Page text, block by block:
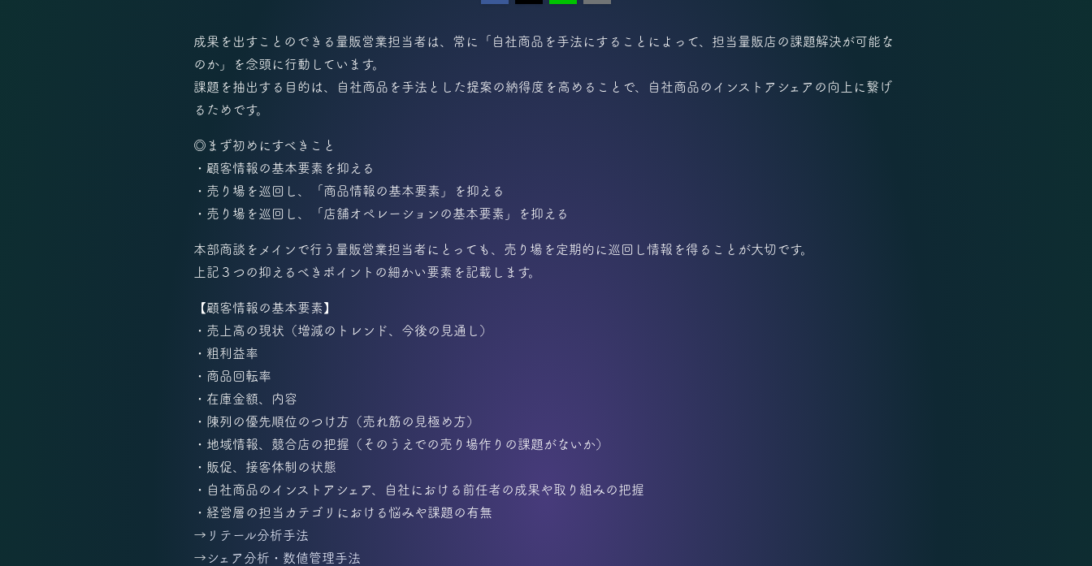
成果を出すことのできる量販営業担当者は、常に「自社商品を手法にすることによって、担当量販店の課題解決が可能な
のか」を念頭に行動しています。
課題を抽出する目的は、自社商品を手法とした提案の納得度を高めることで、自社商品のインストアシェアの向上に繋げ
るためです。
◎まず初めにすべきこと
・顧客情報の基本要素を抑える
・売り場を巡回し、「商品情報の基本要素」を抑える
・売り場を巡回し、「店舗オペレーションの基本要素」を抑える
本部商談をメインで行う量販営業担当者にとっても、売り場を定期的に巡回し情報を得ることが大切です。
上記３つの抑えるべきポイントの細かい要素を記載します。
【顧客情報の基本要素】
・売上高の現状（増減のトレンド、今後の見通し）
・粗利益率
・商品回転率
・在庫金額、内容
・陳列の優先順位のつけ方（売れ筋の見極め方）
・地域情報、競合店の把握（そのうえでの売り場作りの課題がないか）
・販促、接客体制の状態
・自社商品のインストアシェア、自社における前任者の成果や取り組みの把握
・経営層の担当カテゴリにおける悩みや課題の有無
→ リテール分析手法
→シェア分析・数値管理手法